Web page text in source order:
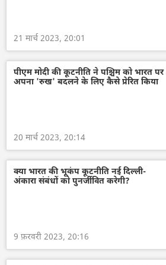
21 मार्च 2023, 20:01
पीएम मोदी की कूटनीति ने पश्चिम को भारत पर
अपना 'रुख' बदलने के लिए कैसे प्रेरित किया
20 मार्च 2023, 20:14
क्या भारत की भूकंप कूटनीति नई दिल्ली-
अंकारा संबंधों को पुनर्जीवित करेगी?
9 फ़रवरी 2023, 20:16